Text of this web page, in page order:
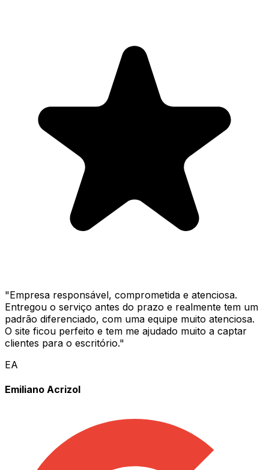
"Empresa responsável, comprometida e atenciosa.
Entregou o serviço antes do prazo e realmente tem um
padrão diferenciado, com uma equipe muito atenciosa.
O site ficou perfeito e tem me ajudado muito a captar
clientes para o escritório."
EA
Emiliano Acrizol